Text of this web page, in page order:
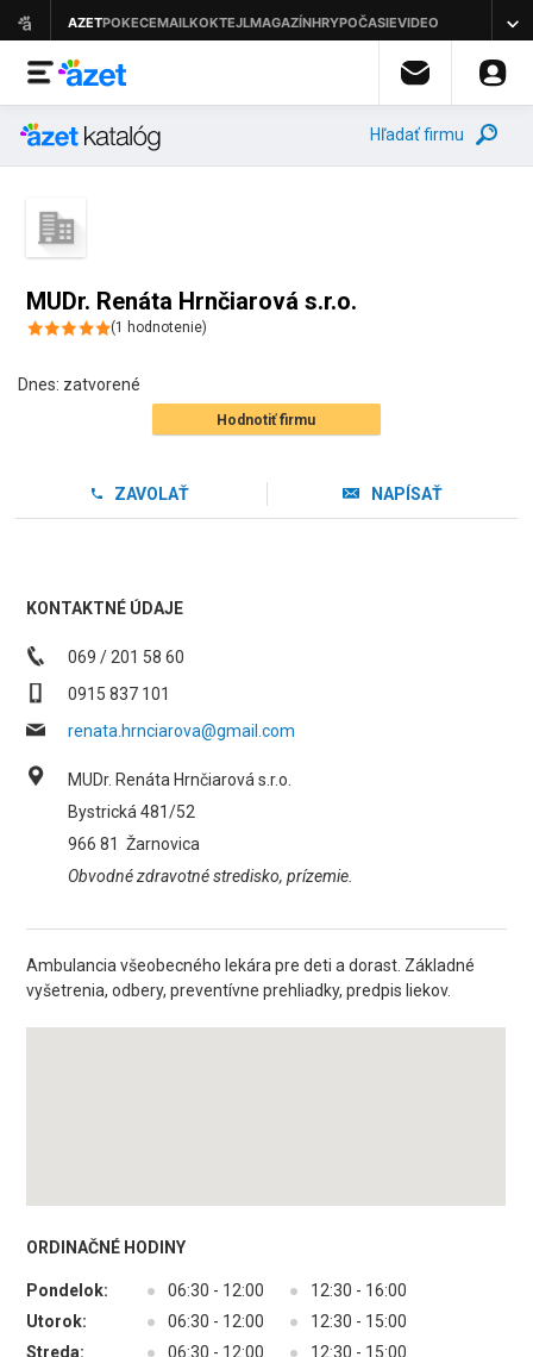
Hľadať firmu
MUDr. Renáta Hrnčiarová s.r.o.
(1 hodnotenie)
Dnes: zatvorené
Hodnotiť firmu
ZAVOLAŤ NAPÍSAŤ
KONTAKTNÉ ÚDAJE
069 / 201 58 60
0915 837 101
renata.hrnciarova@gmail.com
MUDr. Renáta Hrnčiarová s.r.o.
Bystrická 481/52
966 81 Žarnovica
Obvodné zdravotné stredisko, prízemie.
Ambulancia všeobecného lekára pre deti a dorast. Základné
vyšetrenia, odbery, preventívne prehliadky, predpis liekov.
ORDINAČNÉ HODINY
Pondelok: ● 06:30 - 12:00 ●
12:30 - 16:00
Utorok:
● 06:30 - 12:00 ●
12:30 - 15:00
Streda:
● 06:30 - 12:00 ●
12:30 - 15:00